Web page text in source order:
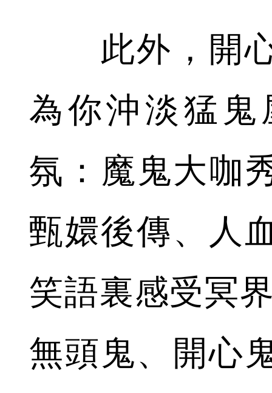
此外，開心
為你沖淡猛鬼
氛：魔鬼大咖
甄嬛後傳、人
笑語裏感受冥
無頭鬼、開心